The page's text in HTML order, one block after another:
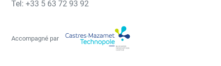
Tel: +33 5 63 72 93 92
Accompagné par